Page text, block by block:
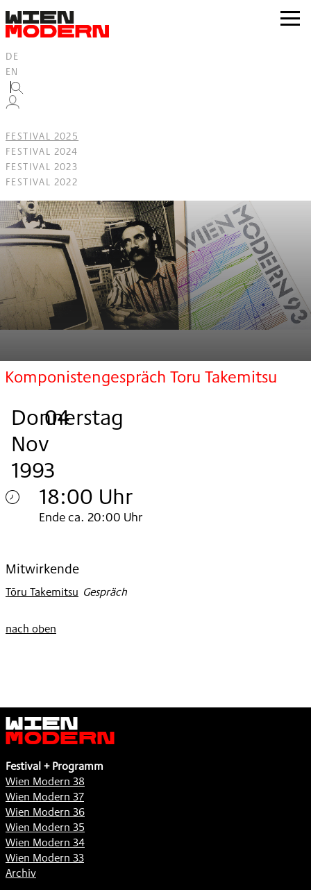
springen
zur
DE
EN
FESTIVAL 2025
FESTIVAL 2024
FESTIVAL 2023
FESTIVAL 2022
Komponistengespräch Toru Takemitsu
Donnerstag
, 04
.
Nov
1993
.
18:00 Uhr
Donnerstag
Nov
1993
Ende ca. 20:00 Uhr
Mitwirkende
Tōru Takemitsu: Gespräch
nach oben
Wien
Modern
Festival + Programm
Wien Modern 38
Wien Modern 37
Wien Modern 36
Wien Modern 35
Wien Modern 34
Wien Modern 33
Archiv